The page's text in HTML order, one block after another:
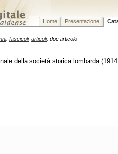
Home Presentazione C
: fascicoli: articoli: doc articolo
della società storica lombarda